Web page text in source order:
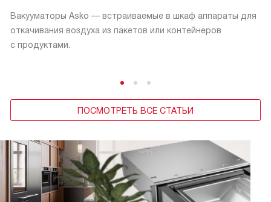
Вакууматоры Asko — встраиваемые в шкаф аппараты для
откачивания воздуха из пакетов или контейнеров
с продуктами.
ПОСМОТРЕТЬ ВСЕ СТАТЬИ